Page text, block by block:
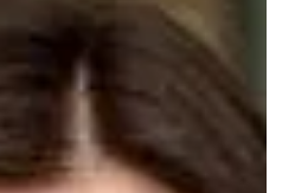
émérite - Innovation et
la direction dans le
de production
l’industrie de la fabrication sur
le rôle de catalyseur pour la
de vitrine technologique
d’entrepreneurs qui nous